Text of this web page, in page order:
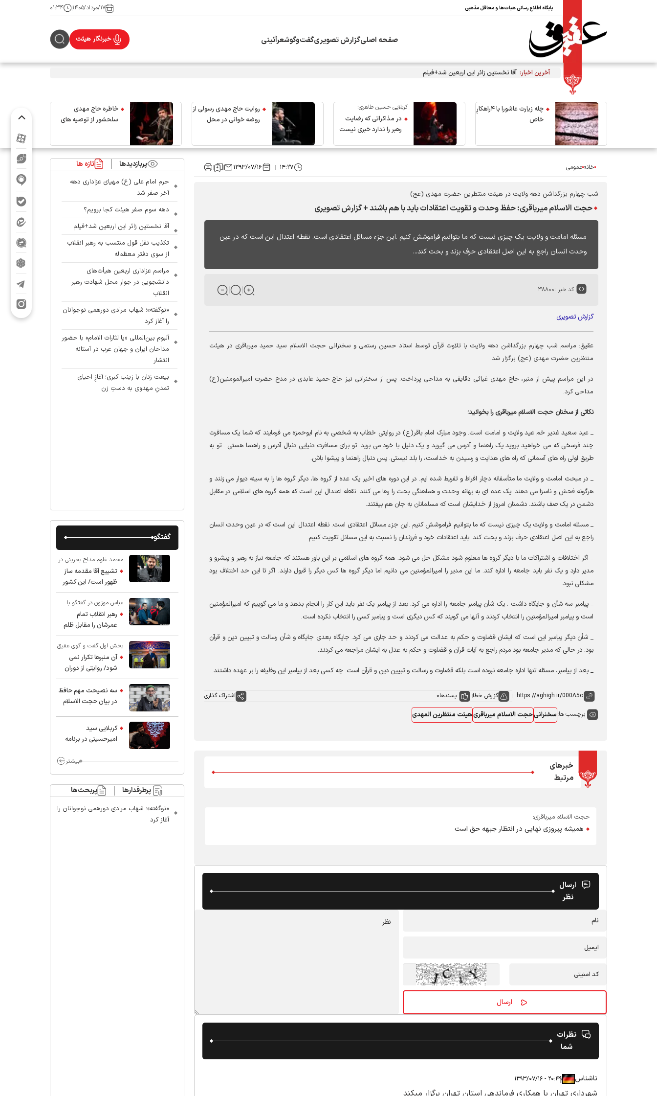
پایگاه اطلاع رسانی هیات‌ها و محافل مذهبی ۱۷/مرداد/۱۴۰۵ ۰۱:۳۴
صفحه اصلیگزارش تصویریگفت‌وگوشعرآئینی خبرنگار هیئت
آخرین اخبار: آقا نخستین زائر این اربعین شد+فیلم
چله زیارت عاشورا با ۴راهکارِ
خاص
کربلایی حسین طاهری:
در مذاکراتی که رضایت
رهبر را ندارد خبری نیست
روایت حاج مهدی رسولی از
روضه خوانی در محل
خاطره حاج مهدی
سلحشور از توصیه های
خانهعمومی ۱۴:۲۷ ۱۳۹۳/۰۷/۱۶
شب چهارم بزرگداشن دهه ولایت در هیئت منتظرین حضرت مهدی (عج)
حجت الاسلام میرباقری: حفظ وحدت و تقویت اعتقادات باید با هم باشند + گزارش تصویری
مسئله امامت و ولایت یک چیزی نیست که ما بتوانیم فراموشش کنیم .این جزء مسائل اعتقادی است. نقطه اعتدال این است که در عین
وحدت انسان راجع به این اصل اعتقادی حرف بزند و بحث کند...
کد خبر :۳۸۸۰۰
گزارش تصویری
عقیق: مراسم شب چهارم بزرگداشن دهه ولایت با تلاوت قرآن توسط استاد حسین رستمی و سخنرانی حجت الاسلام سید حمید میرباقری در هیئت
منتظرین حضرت مهدی (عج) برگزار شد.
در این مراسم پیش از منبر، حاج مهدی غیاثی دقایقی به مداحی پرداخت. پس از سخنرانی نیز حاج حمید عابدی در مدح حضرت امیرالمومنین(ع)
مداحی کرد.
نکاتی از سخنان حجت الاسلام میرباقری را بخوانید؛
_ عید سعید غدیر خم عید ولایت و امامت است. وجود مبارک امام باقر(ع) در روایتی خطاب به شخصی به نام ابوحمزه می فرمایند که شما یک مسافرت
چند فرسخی که می خواهید بروید یک راهنما و آدرس می گیرید و یک دلیل با خود می برید. تو برای مسافرت دنیایی دنبال آدرس و راهنما هستی . تو به
طریق اولی راه های آسمانی که راه های هدایت و رسیدن به خداست، را بلد نیستی. پس دنبال راهنما و پیشوا باش.
_ در مبحث امامت و ولایت ما متأسفانه دچار افراط و تفریط شده ایم. در این دوره های اخیر یک عده از گروه ها، دیگر گروه ها را به سینه دیوار می زنند و
هرگونه فحش و ناسزا می دهند. یک عده ای به بهانه وحدت و هماهنگی بحث را رها می کنند. نقطه اعتدال این است که همه گروه های اسلامی در مقابل
دشمن در یک صف باشند. دشمنان امروز از خدایشان است که مسلمانان به جان هم بیفتند.
_ مسئله امامت و ولایت یک چیزی نیست که ما بتوانیم فراموشش کنیم .این جزء مسائل اعتقادی است. نقطه اعتدال این است که در عین وحدت انسان
راجع به این اصل اعتقادی حرف بزند و بحث کند. باید اعتقادات خود و فرزندان را نسبت به این مسائل تقویت کنیم.
_ اگر اختلافات و اشتراکات ما با دیگر گروه ها معلوم شود مشکل حل می شود. همه گروه های اسلامی بر این باور هستند که جامعه نیاز به رهبر و پیشرو و
مدیر دارد و یک نفر باید جامعه را اداره کند. ما این مدیر را امیرالمؤمنین می دانیم اما دیگر گروه ها کس دیگر را قبول دارند. اگر تا این حد اختلاف بود
مشکلی نبود.
_ پیامبر سه شأن و جایگاه داشت . یک شأن پیامبر جامعه را اداره می کرد. بعد از پیامبر یک نفر باید این کار را انجام بدهد و ما می گوییم که امیرالمؤمنین
است و پیامبر امیرالمؤمنین را انتخاب کردند و آنها می گویند که کس دیگری است و پیامبر کسی را انتخاب نکرده است.
_ شأن دیگر پیامبر این است که ایشان قضاوت و حکم به عدالت می کردند و حد جاری می کرد. جایگاه بعدی جایگاه و شأن رسالت و تبیین دین و قرآن
بود. در حالی که مدیر جامعه بود مردم راجع به آیات قرآن و قضاوت و حکم به عدل به ایشان مراجعه می کردند.
_ بعد از پیامبر، مسئله تنها اداره جامعه نبوده است بلکه قضاوت و رسالت و تبیین دین و قرآن است. چه کسی بعد از پیامبر این وظیفه را بر عهده داشتند.
گزارش خطا پسندها0 اشتراک گذاری
برچسب ها:سخنرانیحجت الاسلام میرباقریهیئت منتظرین المهدی
خبرهای
مرتبط
حجت الاسلام میرباقری:
همیشه پیروزی نهایی در انتظار جبهه حق است
ارسال
نظر
نظرات
شما
ناشناس|
|
۲۰:۴۹ - ۱۳۹۳/۰۷/۱۶
شهرداری تهران با همکاری فرماندهی استان تهران برگزار میکند
پربازدیدها تازه ها
حرم امام علی (ع) مهیای عزاداری دهه
آخر صفر شد
دهه سوم صفر هیئت کجا برویم؟
آقا نخستین زائر این اربعین شد+فیلم
تکذیب نقل قول منتسب به رهبر انقلاب
از سوی دفتر معظم‌له
مراسم عزاداری اربعین هیأت‌های
دانشجویی در جوار محل شهادت رهبر
انقلاب
«نوگفته»؛ شهاب مرادی دورهمی نوجوانان
را آغاز کرد
آلبوم بین‌المللی «یا لثارات الامام» با حضور
مداحان ایران و جهان عرب در آستانه
انتشار
بیعت زنان با زینب کبری؛ آغازِ احیای
تمدنِ مهدوی به دستِ زن
گفتگو
محمد غلوم مداح بحرینی در
گفت و گو با عقیق:
تشییع آقا مقدمه ساز
ظهور است/ این کشور
صاحب دارد
عباس موزون در گفتگو با
عقیق:رهبر انقلاب تمام
عمرشان را مقابل ظلم
ایستادند پس نباید از
شهادت ایشان شگفت
زده شد
بخش اول گفت و گوی عقیق
با استاد حسین انصاریان:
آن منبرها تکرار نمی
شود/ روایتی از دوران
کودکی و نوجوانی این
واعظ بزرگ و نویسنده و
پژوهشگر جهان اسلام
سه نصیحت مهم حافظ
در بیان حجت الاسلام
کربلایی سید
امیر‌حسینی در برنامه
محسن چاوشی چه
مراقب ماست/ مردم
دهن تفرقه افکنان بزنند
بیشتر
پرطرفدارها پربحث‌ها
«نوگفته»؛ شهاب مرادی دورهمی نوجوانان را
آغاز کرد